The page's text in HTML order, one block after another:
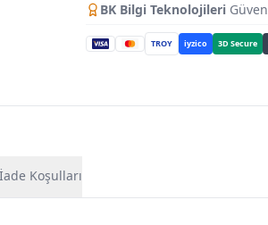
BK Bilgi Teknolojileri
TROY iyzico 3D Secure
İade Koşulları